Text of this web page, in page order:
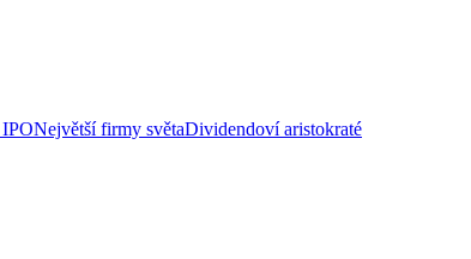
Největší firmy světaDividendoví aristokraté